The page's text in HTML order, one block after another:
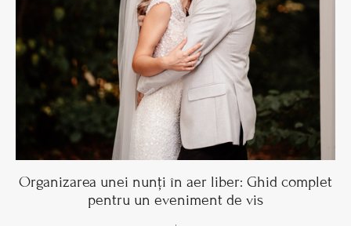
Organizarea unei nunți în aer liber: Ghid complet
pentru un eveniment de vis